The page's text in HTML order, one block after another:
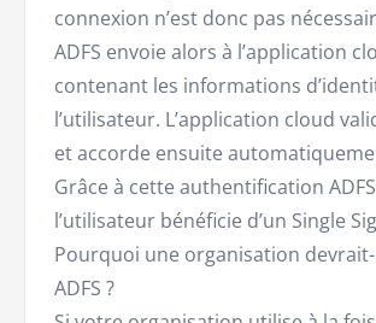
connexion n’est donc pas
ADFS envoie alors à l’application
contenant les informations
l’utilisateur. L’application cloud
et accorde ensuite
Grâce à cette authentification
l’utilisateur bénéficie d’un Single
Pourquoi une organisation
ADFS ?